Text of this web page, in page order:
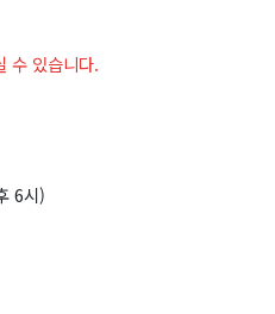
수 있습니다.
6시)